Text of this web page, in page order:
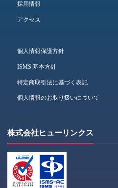
採用情報
アクセス
個人情報保護方針
ISMS 基本方針
特定商取引法に基づく表記
個人情報のお取り扱いについて
株式会社ヒューリンクス